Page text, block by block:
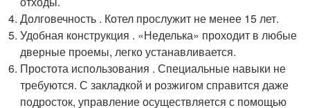
Долговечность . Котел прослужит не менее 15 лет.
Удобная конструкция . «Неделька» проходит в любые
дверные проемы, легко устанавливается.
Простота использования . Специальные навыки не
требуются. С закладкой и розжигом справится даже
подросток, управление осуществляется с помощью